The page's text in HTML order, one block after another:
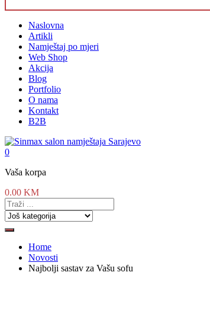
Naslovna
Artikli
Namještaj po mjeri
Web Shop
Akcija
Blog
Portfolio
O nama
Kontakt
B2B
0
Vaša korpa
0.00 KM
Home
Novosti
Najbolji sastav za Vašu sofu